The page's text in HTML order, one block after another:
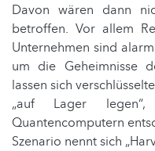
Davon wären dann
betroffen. Vor allem
Unternehmen sind
um die Geheimnisse
lassen sich
„auf Lager
Quantencomputern
Szenario nennt sich